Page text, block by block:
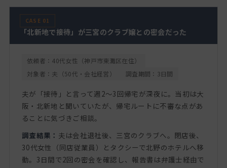
CASE 01
「北新地で接待」が三宮のクラブ嬢との密会だった
依頼者：40代女性（神戸市東灘区在住）
対象者：夫（50代・会社経営）
調査期間：3日間
夫が「接待」と言って週2〜3回帰宅が深夜に。当初は大
阪・北新地と聞いていたが、帰宅ルートに不審な点があ
ることに気づきご相談。
調査結果： 夫は会社退社後、三宮のクラブへ。閉店後、
30代女性（同店従業員）とタクシーで北野のホテルへ移
動。3日間で2回の密会を確認し、報告書は弁護士経由で